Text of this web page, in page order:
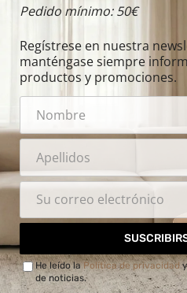
Pedido mínimo: 50€
Regístrese en nuestra
manténgase siempre
productos y promociones.
He leído laPolítica de privacidad
de noticias.